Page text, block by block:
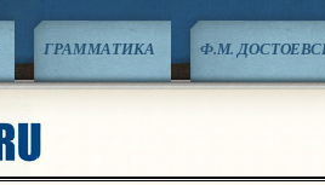
ГРАММАТИКА Ф.М.